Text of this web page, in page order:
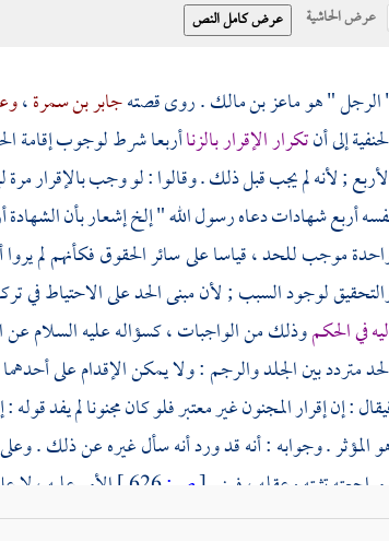
عرض الحاشية
" هوماعز بن مالك. روى قصتهجابر بن سمرة،
إلى أنتكرار الإقرار بالزناأربعا شرط لوجوب إقامة
; لأنه لم يجب قبل ذلك . وقالوا : لو وجب بالإقرار
أربع شهادات دعاه رسول الله " إلخ إشعار بأن
موجب للحد ، قياسا على سائر الحقوق فكأنهم لم يروا
لوجود السبب ; لأن مبنى الحد على الاحتياط في
في الحكموذلك من الواجبات ، كسؤاله عليه السلام عن
متردد بين الجلد والرجم : ولا يمكن الإقدام على
: إن إقرار المجنون غير معتبر فلو كان مجنونا لم يفد
المؤثر . وجوابه : أنه قد ورد أنه سأل غيره عن ذلك .
تثبته وعقله ، فيبني [ص:626 ] الأمر عليه ، لا
ولفظه يشعر بأن النبي صلى الله عليه وسلم لم يحضره .